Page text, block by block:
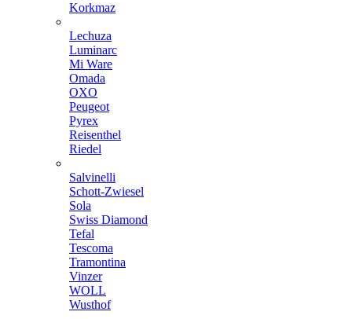
Korkmaz
Lechuza
Luminarc
Mi Ware
Omada
OXO
Peugeot
Pyrex
Reisenthel
Riedel
Salvinelli
Schott-Zwiesel
Sola
Swiss Diamond
Tefal
Tescoma
Tramontina
Vinzer
WOLL
Wusthof